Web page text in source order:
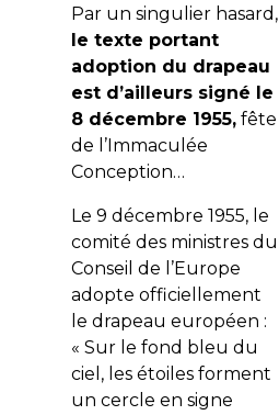
Par un singulier hasard,
le texte portant
adoption du drapeau
est d’ailleurs signé le
8 décembre 1955,fête
de l’Immaculée
Conception…
Le 9 décembre 1955, le
comité des ministres du
Conseil de l’Europe
adopte officiellement
le drapeau européen :
« Sur le fond bleu du
ciel, les étoiles forment
un cercle en signe